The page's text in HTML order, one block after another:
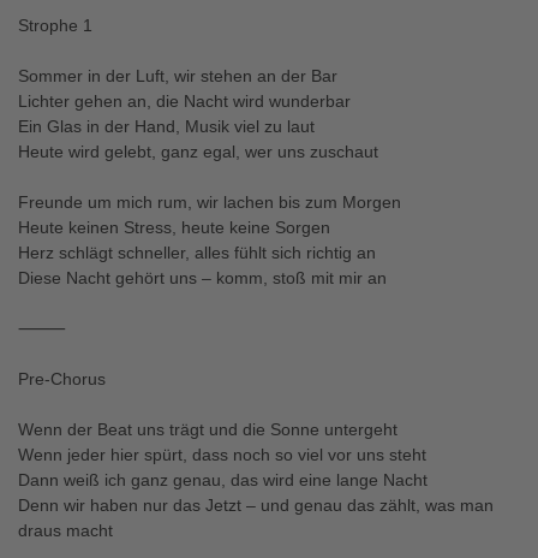
Strophe 1
Sommer in der Luft, wir stehen an der Bar
Lichter gehen an, die Nacht wird wunderbar
Ein Glas in der Hand, Musik viel zu laut
Heute wird gelebt, ganz egal, wer uns zuschaut
Freunde um mich rum, wir lachen bis zum Morgen
Heute keinen Stress, heute keine Sorgen
Herz schlägt schneller, alles fühlt sich richtig an
Diese Nacht gehört uns – komm, stoß mit mir an
⸻
Pre-Chorus
Wenn der Beat uns trägt und die Sonne untergeht
Wenn jeder hier spürt, dass noch so viel vor uns steht
Dann weiß ich ganz genau, das wird eine lange Nacht
Denn wir haben nur das Jetzt – und genau das zählt, was man
draus macht